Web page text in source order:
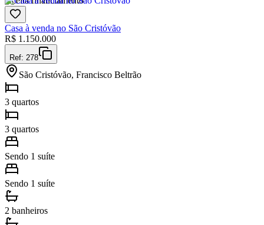
Casa à venda no São Cristóvão
R$ 1.150.000
Ref: 278
São Cristóvão, Francisco Beltrão
3 quartos
3 quartos
Sendo 1 suíte
Sendo 1 suíte
2 banheiros